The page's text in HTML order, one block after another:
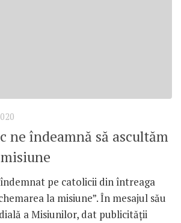
ne îndeamnă să ascultăm
pe catolicii din întreaga
la misiune”. În mesajul său
a Misiunilor, dat publicității